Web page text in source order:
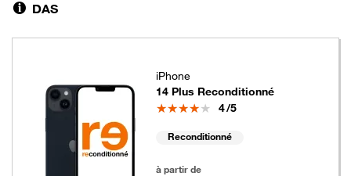
DAS
iPhone
14 Plus Reconditionné
Note
4/5
Reconditionné
à partir de